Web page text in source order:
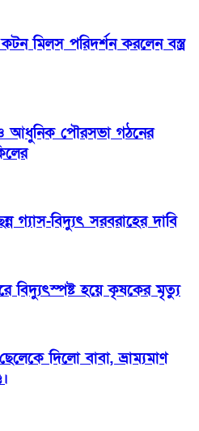
মিলস পরিদর্শন করলেন বস্ত্র
আধুনিক পৌরসভা গঠনের
গ্যাস-বিদ্যুৎ সরবরাহের দাবি
বিদ্যুৎস্পষ্ট হয়ে কৃষকের মৃত্যু
দিলো বাবা, ভ্রাম্যমাণ